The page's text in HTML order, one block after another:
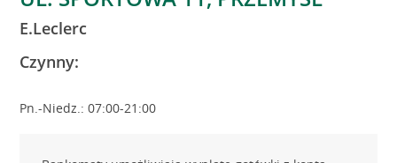
E.Leclerc
Czynny:
Pn.-Niedz.: 07:00-21:00